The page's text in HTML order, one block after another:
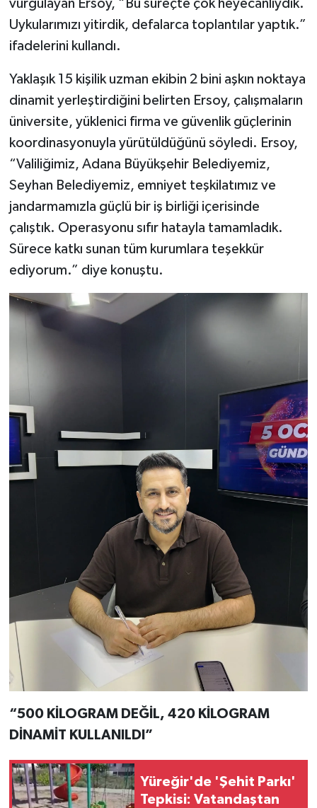
vurgulayan Ersoy, “Bu süreçte çok heyecanlıydık.
Uykularımızı yitirdik, defalarca toplantılar yaptık.”
ifadelerini kullandı.
Yaklaşık 15 kişilik uzman ekibin 2 bini aşkın noktaya
dinamit yerleştirdiğini belirten Ersoy, çalışmaların
üniversite, yüklenici firma ve güvenlik güçlerinin
koordinasyonuyla yürütüldüğünü söyledi. Ersoy,
“Valiliğimiz, Adana Büyükşehir Belediyemiz,
Seyhan Belediyemiz, emniyet teşkilatımız ve
jandarmamızla güçlü bir iş birliği içerisinde
çalıştık. Operasyonu sıfır hatayla tamamladık.
Sürece katkı sunan tüm kurumlara teşekkür
ediyorum.” diye konuştu.
“500 KİLOGRAM DEĞİL, 420 KİLOGRAM
DİNAMİT KULLANILDI”
Yüreğir'de 'Şehit Parkı'
Tepkisi: Vatandaştan